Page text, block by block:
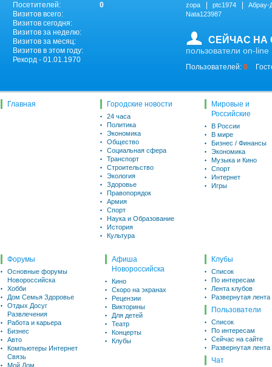
Посетителей:
0
Визитов всего:
Визитов сегодня:
Визитов за неделю:
Визитов за месяц:
Визитов в этом году:
Рекорд - 01.01.1970
zopa ptc1974
Абрау-
Nata123987
СЕЙЧАС НА
пользователи on-line
Пользователей: 0
Главная Городские новости
24 часа
Политика
Экономика
Общество
Социальная сфера
Транспорт
Строительство
Экология
Здоровье
Правопорядок
Армия
Спорт
Наука и Образование
История
Культура
Мировые и
Российские
В России
В мире
Бизнес / Финансы
Экономика
Музыка и Кино
Спорт
Интернет
Игры
Форумы
Основные форумы
Новороссийска
Хобби
Дом Семья Здоровье
Отдых Досуг
Развлечения
Работа и карьера
Бизнес
Авто
Компьютеры Интернет
Связь
Мой Дом
Афиша
Новороссийска
Кино
Скоро на экранах
Рецензии
Викторины
Для детей
Театр
Концерты
Клубы
Клубы
Список
По интересам
Лента клубов
Развернутая лента
Пользователи
Список
По интересам
Сейчас на сайте
Развернутая лента
Чат